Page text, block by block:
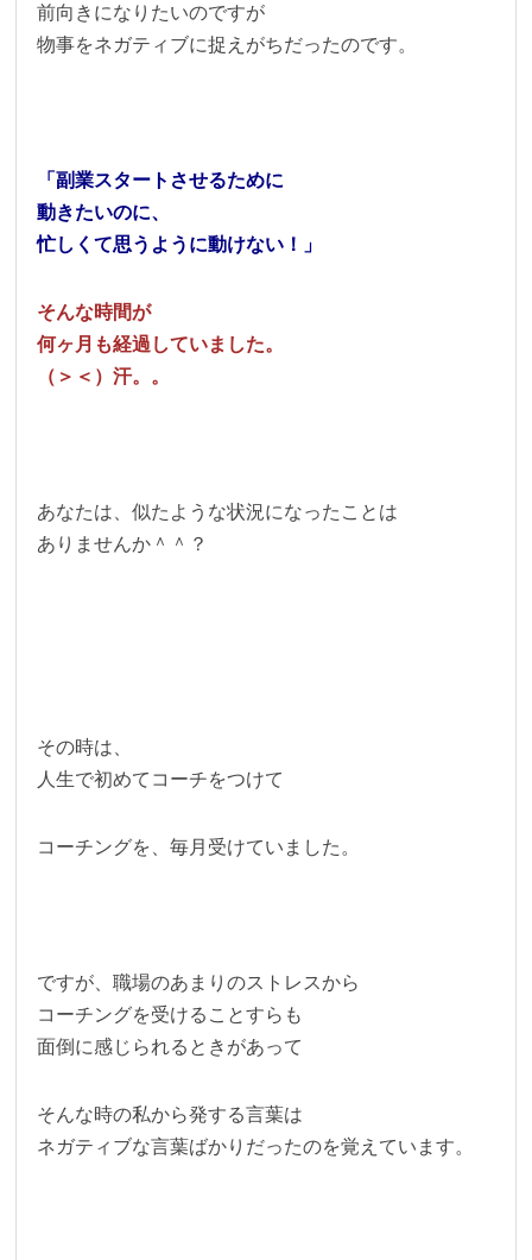
前向きになりたいのですが
物事をネガティブに捉えがちだったのです。
「副業スタートさせるために
動きたいのに、
忙しくて思うように動けない！」
そんな時間が
何ヶ月も経過していました。
（＞＜）汗。。
あなたは、似たような状況になったことは
ありませんか＾＾？
その時は、
人生で初めてコーチをつけて
コーチングを、毎月受けていました。
ですが、職場のあまりのストレスから
コーチングを受けることすらも
面倒に感じられるときがあって
そんな時の私から発する言葉は
ネガティブな言葉ばかりだったのを覚えています。